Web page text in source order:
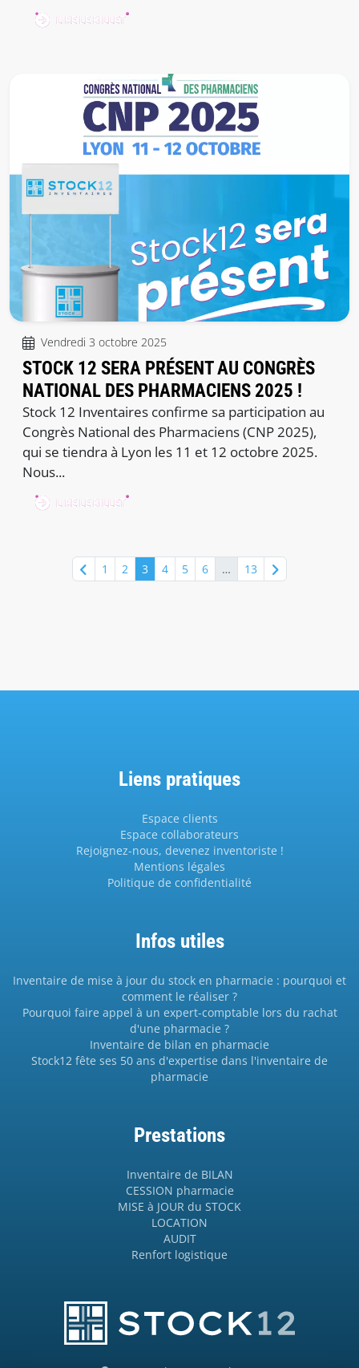
LIRE LE BILLET
Vendredi 3 octobre 2025
STOCK 12 SERA PRÉSENT AU CONGRÈS
NATIONAL DES PHARMACIENS 2025 !
Stock 12 Inventaires confirme sa participation au
Congrès National des Pharmaciens (CNP 2025),
qui se tiendra à Lyon les 11 et 12 octobre 2025.
Nous...
LIRE LE BILLET
1 2 3 4 5 6 … 13
Liens pratiques
Espace clients
Espace collaborateurs
Rejoignez-nous, devenez inventoriste !
Mentions légales
Politique de confidentialité
Infos utiles
Inventaire de mise à jour du stock en pharmacie : pourquoi et
comment le réaliser ?
Pourquoi faire appel à un expert-comptable lors du rachat
d'une pharmacie ?
Inventaire de bilan en pharmacie
Stock12 fête ses 50 ans d'expertise dans l'inventaire de
pharmacie
Prestations
Inventaire de BILAN
CESSION pharmacie
MISE à JOUR du STOCK
LOCATION
AUDIT
Renfort logistique